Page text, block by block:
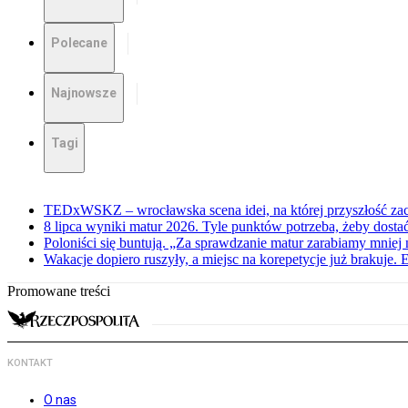
Polecane
Najnowsze
Tagi
TEDxWSKZ – wrocławska scena idei, na której przyszłość
8 lipca wyniki matur 2026. Tyle punktów potrzeba, żeby
Poloniści się buntują. „Za sprawdzanie matur zarabiamy
Wakacje dopiero ruszyły, a miejsc na korepetycje już brakuje.
Promowane treści
KONTAKT
O nas